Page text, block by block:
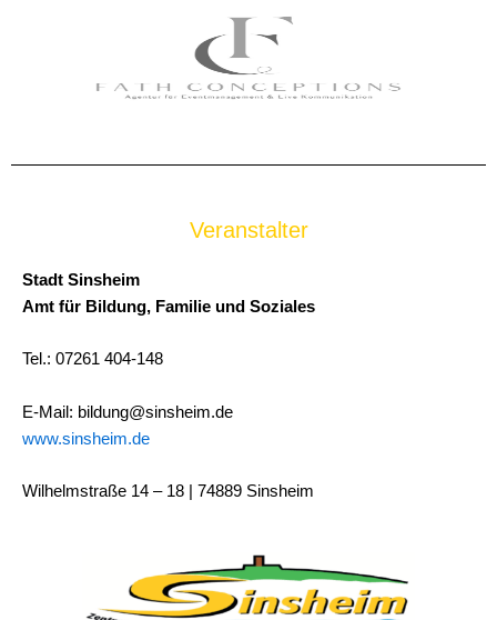
Veranstalter
Stadt Sinsheim
Amt für Bildung, Familie und Soziales
Tel.: 07261 404-148
E-Mail: bildung@sinsheim.de
www.sinsheim.de
Wilhelmstraße 14 – 18 | 74889 Sinsheim